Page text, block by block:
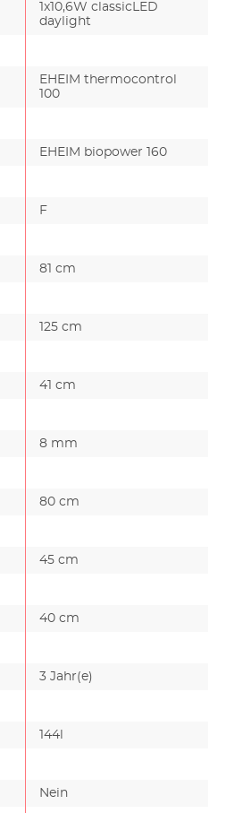
1x10,6W classicLED
daylight
EHEIM thermocontrol
100
EHEIM biopower 160
F
81 cm
125 cm
41 cm
8 mm
80 cm
45 cm
40 cm
3 Jahr(e)
144l
Nein